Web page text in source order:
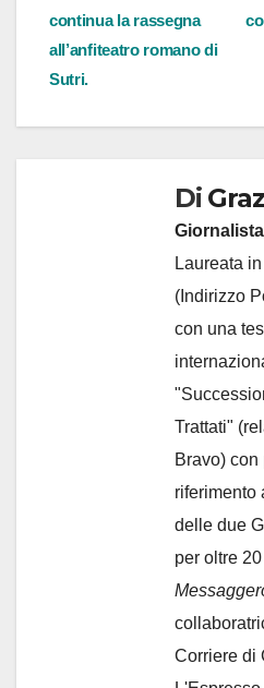
articoli
continua la rassegna
all’anfiteatro romano di
Sutri.
Di
Laureata
(Indirizzo
con una
Trattati"
Bravo)
riferimento
delle due
per oltre
Corriere di